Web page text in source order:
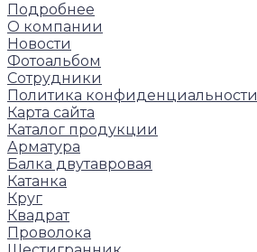
Подробнее
О компании
Новости
Фотоальбом
Сотрудники
Политика конфиденциальности
Карта сайта
Каталог продукции
Арматура
Балка двутавровая
Катанка
Круг
Квадрат
Проволока